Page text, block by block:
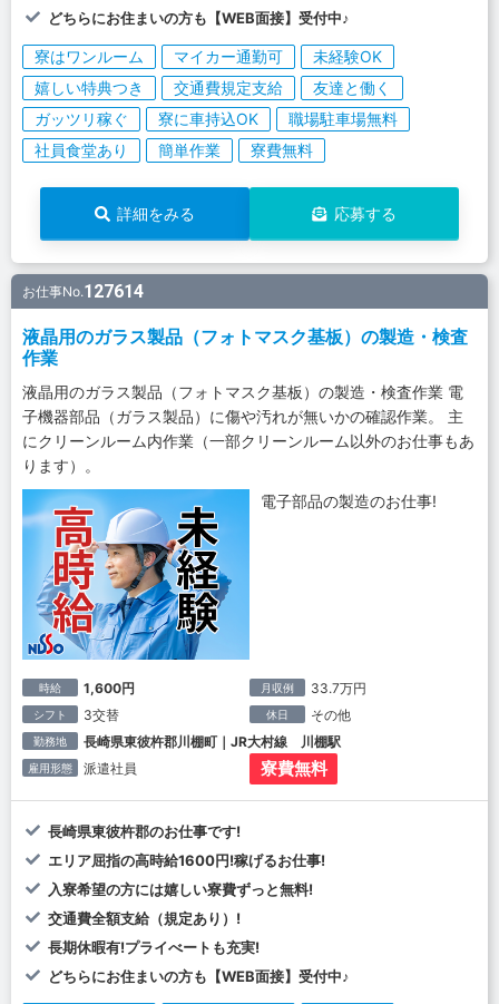
どちらにお住まいの方も【WEB面接】受付中♪
寮はワンルーム マイカー通勤可
未経験OK
嬉しい特典つき
交通費規定支給
友達と働く
ガッツリ稼ぐ
寮に車持込OK
職場駐車場無料
社員食堂あり
簡単作業 寮費無料
詳細をみる 応募する
お仕事No.127614
液晶用のガラス製品（フォトマスク基板）の製造・検査
作業
液晶用のガラス製品（フォトマスク基板）の製造・検査作業 電
子機器部品（ガラス製品）に傷や汚れが無いかの確認作業。 主
にクリーンルーム内作業（一部クリーンルーム以外のお仕事もあ
ります）。
電子部品の製造のお仕事!
時給 1,600円 月収例 33.7万円
シフト 3交替 休日 その他
勤務地 長崎県東彼杵郡川棚町｜JR大村線 川棚駅
雇用形態 派遣社員 寮費無料
長崎県東彼杵郡のお仕事です!
エリア屈指の高時給1600円!稼げるお仕事!
入寮希望の方には嬉しい寮費ずっと無料!
交通費全額支給（規定あり）!
長期休暇有!プライべートも充実!
どちらにお住まいの方も【WEB面接】受付中♪